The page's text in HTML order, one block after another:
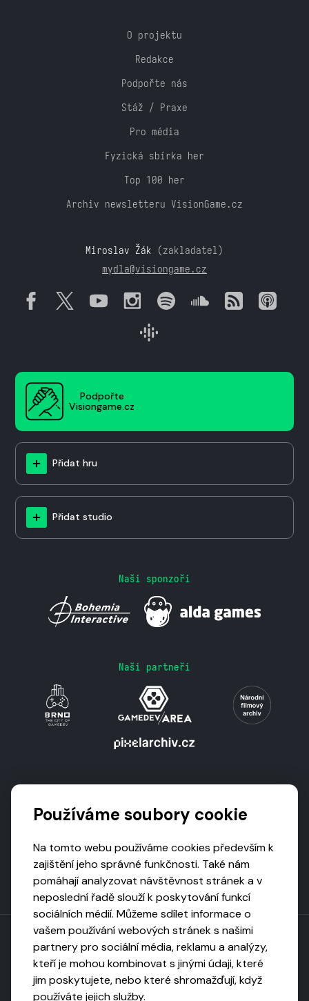
O projektu
Redakce
Podpořte nás
Stáž / Praxe
Pro média
Fyzická sbírka her
Top 100 her
Archiv newsletteru VisionGame.cz
Miroslav Žák (zakladatel)
mydla@visiongame.cz
Podpořte
Visiongame.cz
Přidat hru
Přidat studio
Naši sponzoři
Naši partneři
Toto dílo podléhá licenci CC BY-NC-ND
Uveďte původ, neužívejte komerčně, nezpracovávejte.
Používáme soubory cookie
Na tomto webu používáme cookies především k
zajištění jeho správné funkčnosti. Také nám
pomáhají analyzovat návštěvnost stránek a v
neposlední řadě slouží k poskytování funkcí
sociálních médií. Můžeme sdílet informace o
vašem používání webových stránek s našimi
partnery pro sociální média, reklamu a analýzy,
kteří je mohou kombinovat s jinými údaji, které
jim poskytujete, nebo které shromažďují, když
používáte jejich služby.